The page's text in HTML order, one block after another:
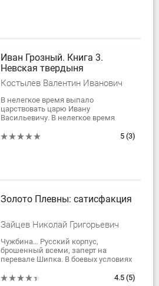
Иван Грозный. Книга 3.
Невская твердыня
Костылев Валентин Иванович
В нелегкое время выпало
царствовать царю Ивану
Васильевичу. В нелегкое время
Чохова и красавицы Ольги. В
5 (3)
Золото Плевны: сатисфакция
Зайцев Николай Григорьевич
Чужбина… Русский корпус,
брошенный всеми, заперт на
перевале Шипка. В боевых условиях
между солдатами и офицерами4.5 (5)